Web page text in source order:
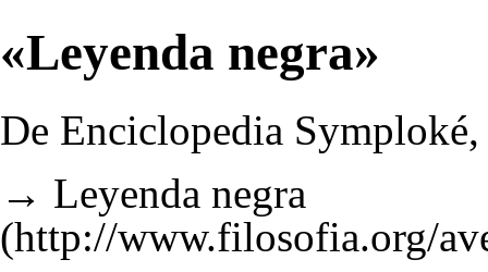
«Leyenda negra»
De Enciclopedia
→ Leyenda negra